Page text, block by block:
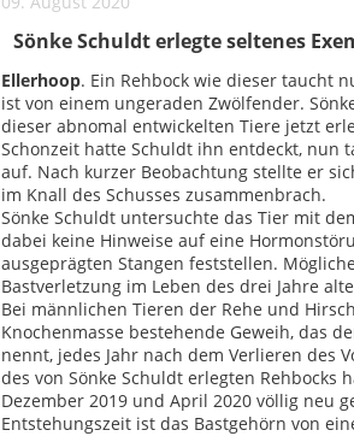
Sönke Schuldt erlegte seltenes
Ellerhoop. Ein Rehbock wie dieser taucht
ist von einem ungeraden Zwölfender.
dieser abnomal entwickelten Tiere jetzt
Schonzeit hatte Schuldt ihn entdeckt, nun
auf. Nach kurzer Beobachtung stellte er
im Knall des Schusses zusammenbrach.
Sönke Schuldt untersuchte das Tier mit
dabei keine Hinweise auf eine
ausgeprägten Stangen feststellen.
Bastverletzung im Leben des drei Jahre
Bei männlichen Tieren der Rehe und
Knochenmasse bestehende Geweih, das
nennt, jedes Jahr nach dem Verlieren des
des von Sönke Schuldt erlegten Rehbocks
Dezember 2019 und April 2020 völlig neu
Entstehungszeit ist das Bastgehörn von